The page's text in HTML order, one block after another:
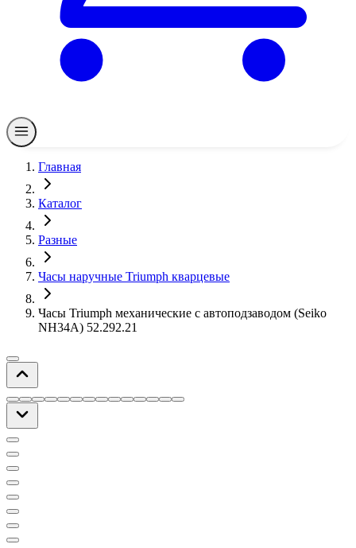
Главная
Каталог
Разные
Часы наручные Triumph кварцевые
Часы Triumph механические с автоподзаводом (Seiko
NH34A) 52.292.21